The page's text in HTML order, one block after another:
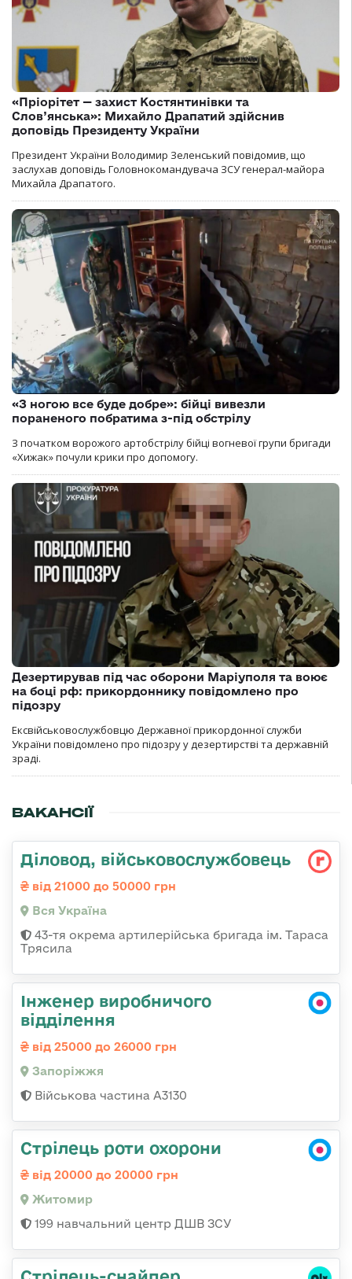
«Пріорітет — захист Костянтинівки та
Слов’янська»: Михайло Драпатий здійснив
доповідь Президенту України
Президент України Володимир Зеленський повідомив, що
заслухав доповідь Головнокомандувача ЗСУ генерал-майора
Михайла Драпатого.
«З ногою все буде добре»: бійці вивезли
пораненого побратима з-під обстрілу
З початком ворожого артобстрілу бійці вогневої групи бригади
«Хижак» почули крики про допомогу.
Дезертирував під час оборони Маріуполя та воює
на боці рф: прикордоннику повідомлено про
підозру
Ексвійськовослужбовцю Державної прикордонної служби
України повідомлено про підозру у дезертирстві та державній
зраді.
ВАКАНСІЇ
Діловод, військовослужбовець
від 21000 до 50000 грн
Вся Україна
43-тя окрема артилерійська бригада ім. Тараса
Трясила
Інженер виробничого
відділення
від 25000 до 26000 грн
Запоріжжя
Військова частина А3130
Стрілець роти охорони
від 20000 до 20000 грн
Житомир
199 навчальний центр ДШВ ЗСУ